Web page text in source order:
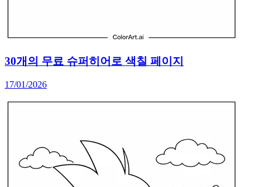
30개의 무료 슈퍼히어로 색칠 페이지
17/01/2026